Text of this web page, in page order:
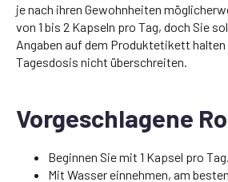
je nach ihren Gewohnheiten
von 1 bis 2 Kapseln pro Tag, doch Sie
Angaben auf dem Produktetikett
Tagesdosis nicht überschreiten.
Vorgeschlagene
Beginnen Sie mit 1 Kapsel pro Tag.
Mit Wasser einnehmen, am